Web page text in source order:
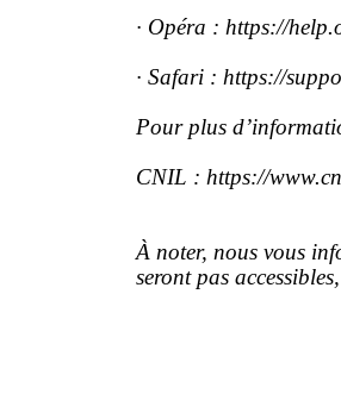
· Opéra : https://
· Safari : https://
Pour plus
CNIL : https://
À noter, nous vous
seront pas